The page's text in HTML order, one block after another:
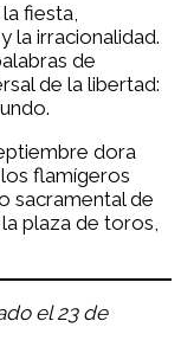
fiesta,
la irracionalidad.
de
de la libertad:
dora
flamígeros
sacramental de
plaza de toros,
el 23 de